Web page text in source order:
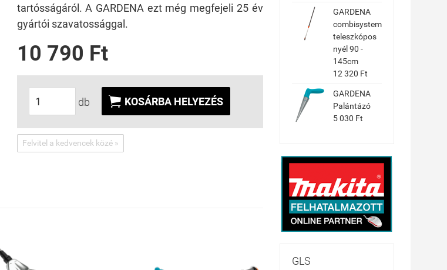
tartósságáról. A GARDENA ezt még megfejeli 25 év
gyártói szavatossággal.
10 790 Ft
db  KOSÁRBA HELYEZÉS
Felvitel a kedvencek közé »
GARDENA
combisystem
teleszkópos
nyél 90 -
145cm
12 320 Ft
GARDENA
Palántázó
5 030 Ft
GLS